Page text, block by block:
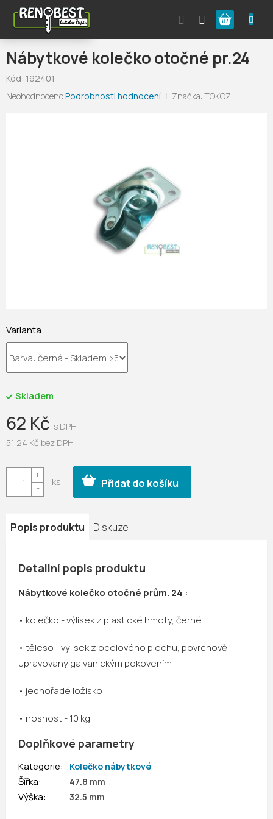
obsah
Nákupní
košík
Nábytkové kolečko otočné pr.24
Kód: 192401
Průměrné
NeohodnocenoPodrobnosti hodnocení Značka:TOKOZ
62 Kč
51,24 Kč bez DPH
cena:
Skladem
Varianta
Přidat do košíku
Popis produktu Diskuze
Detailní popis produktu
Nábytkové kolečko otočné prům. 24 :
• kolečko - výlisek z plastické hmoty, černé
• těleso - výlisek z ocelového plechu, povrchově
upravovaný galvanickým pokovením
• jednořadé ložisko
• nosnost - 10 kg
Doplňkové parametry
Kategorie: Kolečko nábytkové
Šířka: 47.8 mm
Výška: 32.5 mm